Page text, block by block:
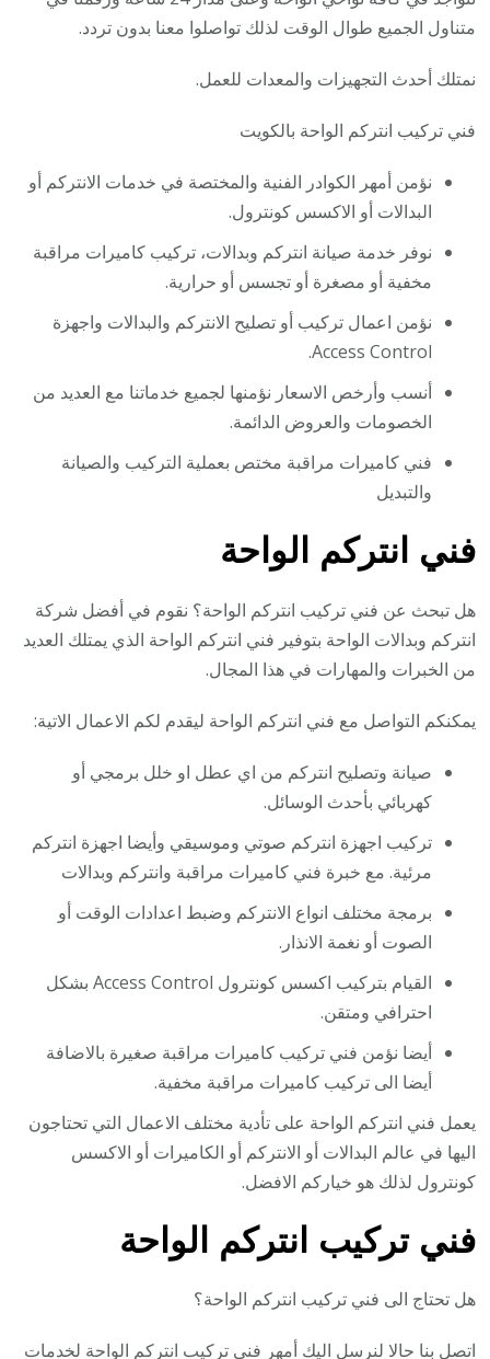
متناول الجميع طوال الوقت لذلك تواصلوا معنا بدون تردد.
نمتلك أحدث التجهيزات والمعدات للعمل.
فني تركيب انتركم الواحة بالكويت
نؤمن أمهر الكوادر الفنية والمختصة في خدمات الانتركم أو
البدالات أو الاكسس كونترول.
نوفر خدمة صيانة انتركم وبدالات، تركيب كاميرات مراقبة
مخفية أو مصغرة أو تجسس أو حرارية.
نؤمن اعمال تركيب أو تصليح الانتركم والبدالات واجهزة
Access Control.
أنسب وأرخص الاسعار نؤمنها لجميع خدماتنا مع العديد من
الخصومات والعروض الدائمة.
فني كاميرات مراقبة مختص بعملية التركيب والصيانة
والتبديل
فني انتركم الواحة
هل تبحث عن فني تركيب انتركم الواحة؟ نقوم في أفضل شركة
انتركم وبدالات الواحة بتوفير فني انتركم الواحة الذي يمتلك العديد
من الخبرات والمهارات في هذا المجال.
يمكنكم التواصل مع فني انتركم الواحة ليقدم لكم الاعمال الاتية:
صيانة وتصليح انتركم من اي عطل او خلل برمجي أو
كهربائي بأحدث الوسائل.
تركيب اجهزة انتركم صوتي وموسيقي وأيضا اجهزة انتركم
مرئية. مع خبرة فني كاميرات مراقبة وانتركم وبدالات
برمجة مختلف انواع الانتركم وضبط اعدادات الوقت أو
الصوت أو نغمة الانذار.
القيام بتركيب اكسس كونترول Access Control بشكل
احترافي ومتقن.
أيضا نؤمن فني تركيب كاميرات مراقبة صغيرة بالاضافة
أيضا الى تركيب كاميرات مراقبة مخفية.
يعمل فني انتركم الواحة على تأدية مختلف الاعمال التي تحتاجون
اليها في عالم البدالات أو الانتركم أو الكاميرات أو الاكسس
كونترول لذلك هو خياركم الافضل.
فني تركيب انتركم الواحة
هل تحتاج الى فني تركيب انتركم الواحة؟
اتصل بنا حالا لنرسل اليك أمهر فني تركيب انتركم الواحة لخدمات